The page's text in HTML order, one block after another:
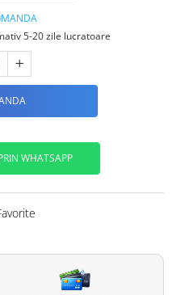
5-20 zile lucratoare
WHATSAPP